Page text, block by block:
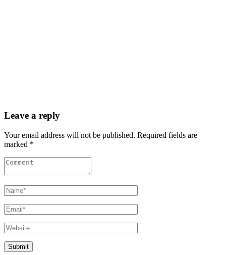
Leave a reply
Your email address will not be published. Required fields are
marked *